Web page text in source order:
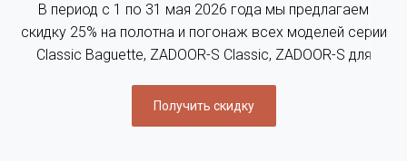
В период с 1 по 31 мая 2026 года мы предлагаем
скидку 25% на полотна и погонаж всех моделей серии
Classic Baguette, ZADOOR-S Classic, ZADOOR-S для
информацию можно уточнить у наших менеджеров
или в любом салоне ZADOOR
Получить скидку